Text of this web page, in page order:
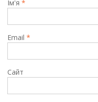
Ім'я *
Email *
Сайт